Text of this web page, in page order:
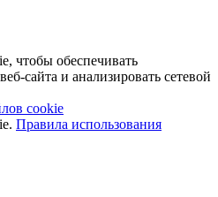
чтобы обеспечивать
сайта и анализировать сетевой
cookie
Правила использования